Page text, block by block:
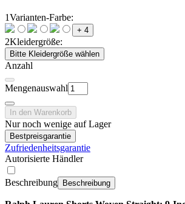
1Varianten-Farbe:
+ 4
2Kleidergröße:
Bitte Kleidergröße wählen
Anzahl
Mengenauswahl
In den Warenkorb
Nur noch wenige auf Lager
Bestpreisgarantie
Zufriedenheitsgarantie
Autorisierte Händler
Beschreibung Beschreibung